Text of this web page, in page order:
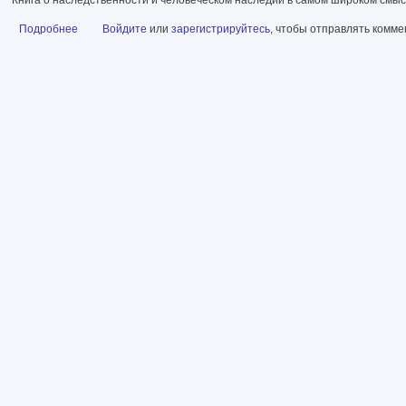
Подробнее о Она смеется, как мать [Могущество и причуды
Войдите или зарегистрируйтесь, чтобы отправлять